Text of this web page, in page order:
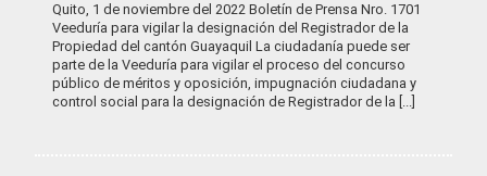
Quito, 1 de noviembre del 2022 Boletín de Prensa Nro. 1701
Veeduría para vigilar la designación del Registrador de la
Propiedad del cantón Guayaquil La ciudadanía puede ser
parte de la Veeduría para vigilar el proceso del concurso
público de méritos y oposición, impugnación ciudadana y
control social para la designación de Registrador de la [...]